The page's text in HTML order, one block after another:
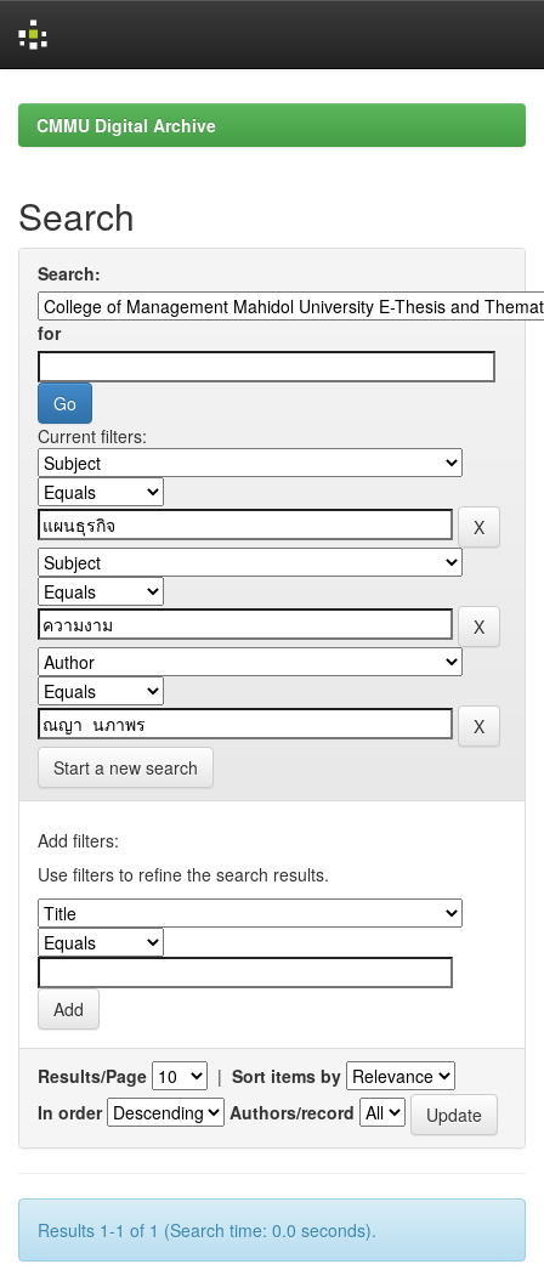
navigationCMMU Digital Archive
Search
Search:
for
Current filters:
Start a new search
Add filters:
Use filters to refine the search results.
Results/Page | Sort items by
In order
Authors/record
Results 1-1 of 1 (Search time: 0.0 seconds).